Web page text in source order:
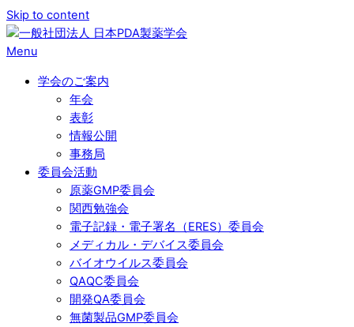
Skip to content
Menu
学会のご案内
年会
表彰
情報公開
事務局
委員会活動
原薬GMP委員会
関西勉強会
電子記録・電子署名（ERES）委員会
メディカル・デバイス委員会
バイオウイルス委員会
QAQC委員会
開発QA委員会
無菌製品GMP委員会